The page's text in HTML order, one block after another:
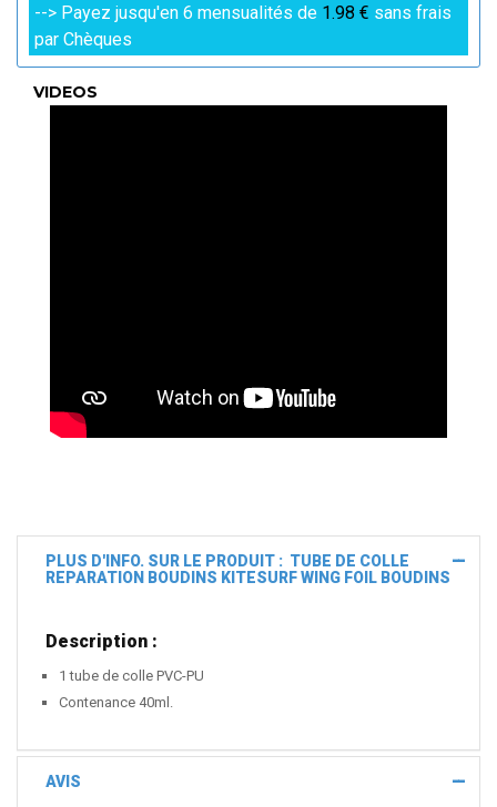
--> Payez jusqu'en 6 mensualités de 1.98 € sans frais
par Chèques
VIDEOS
PLUS D'INFO. SUR LE PRODUIT : TUBE DE COLLE
REPARATION BOUDINS KITESURF WING FOIL BOUDINS
Description :
1 tube de colle PVC-PU
Contenance 40ml.
AVIS